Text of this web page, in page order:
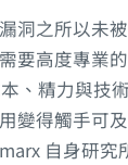
洞之所以未
要高度專業
、精力與技
變得觸手可
自身研究